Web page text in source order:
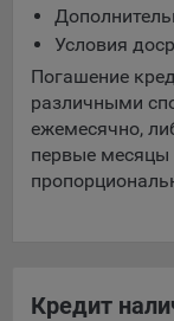
Условия
Погашение
различными
ежемесячно,
первые
Кредит